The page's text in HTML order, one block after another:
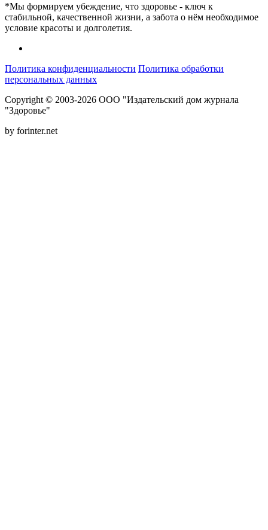
*Мы формируем убеждение, что здоровье - ключ к
стабильной, качественной жизни, а забота о нём необходимое
условие красоты и долголетия.
Политика конфиденциальности Политика обработки
персональных данных
Copyright © 2003-2026 ООО "Издательский дом журнала
"Здоровье"
by forinter.net